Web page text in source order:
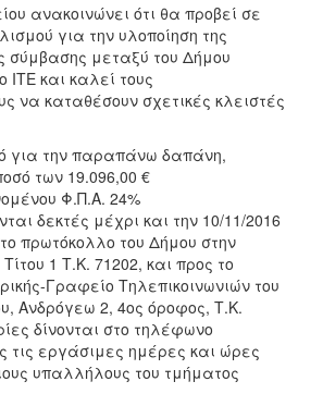
ανακοινώνει ότι θα προβεί σε
για την υλοποίηση της
σύμβασης μεταξύ του Δήμου
ΙΤΕ και καλεί τους
να καταθέσουν σχετικές κλειστές
για την παραπάνω δαπάνη,
των 19.096,00 €
Φ.Π.Α. 24%
δεκτές μέχρι και την 10/11/2016
πρωτόκολλο του Δήμου στην
1 Τ.Κ. 71202, και προς το
Γραφείο Τηλεπικοινωνιών του
Ανδρόγεω 2, 4ος όροφος, Τ.Κ.
δίνονται στο τηλέφωνο
τις εργάσιμες ημέρες και ώρες
υπαλλήλους του τμήματος